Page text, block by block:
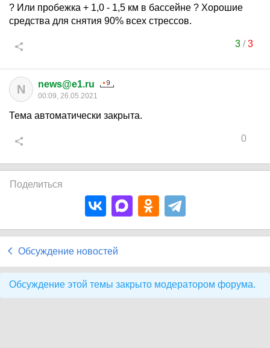
? Или пробежка + 1,0 - 1,5 км в бассейне ? Хорошие
средства для снятия 90% всех стрессов.
3/3
N news@e1.ru
00:09, 26.05.2021
Тема автоматически закрыта.
0
Поделиться
Обсуждение новостей
Обсуждение этой темы закрыто модератором форума.